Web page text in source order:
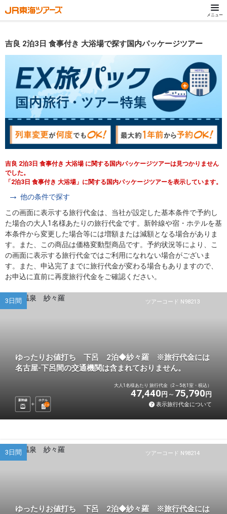
メニュー
吉良 2泊3日 食事付き 大浴場で探す国内パッケージツアー
吉良 2泊3日 食事付き 大浴場 に関する国内パッケージツアーは見つかりません
でした。
「2泊3日 食事付き 大浴場」に関する国内パッケージツアーを表示しています。
他の条件で探す
この画面に表示する旅行代金は、当社が設定した基本条件で予約し
た場合の大人1名様あたりの旅行代金です。新幹線や宿・ホテルを基
本条件から変更した場合等には増額または減額となる場合がありま
す。また、この商品は価格変動型商品です。予約状況等により、こ
の画面に表示する旅行代金ではご利用になれない場合がございま
す。また、申込完了までに旅行代金が変わる場合もありますので、
お申込に直前に再度旅行代金をご確認ください。
ツアーコード N98213
3日間
ゆったりお値打ち 下呂 2泊◆紗々羅 ※旅行代金には
名古屋-下呂間の交通機関は含まれておりません。
新幹線
ホテル
2泊
大人1名様あたり 旅行代金（2～5名1室・税込）
47,440 円 75,790 円
表示旅行代金について
ツアーコード N98214
3日間
ゆったりお値打ち 下呂 2泊◆紗々羅 ※旅行代金には